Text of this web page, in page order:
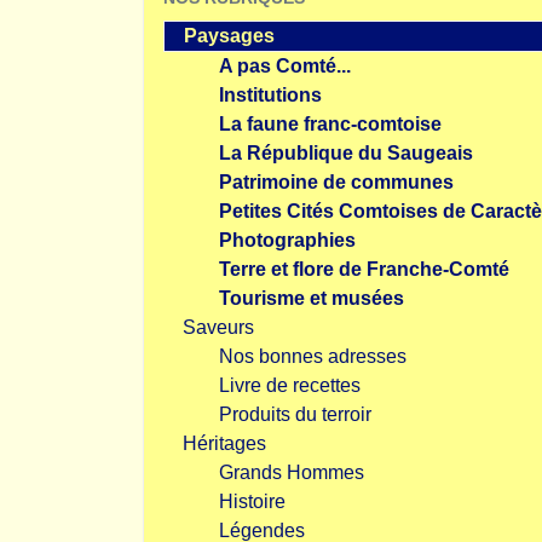
Paysages
A pas Comté...
Institutions
La faune franc-comtoise
La République du Saugeais
Patrimoine de communes
Petites Cités Comtoises de
Photographies
Terre et flore de Franche-Comté
Tourisme et musées
Saveurs
Nos bonnes adresses
Livre de recettes
Produits du terroir
Héritages
Grands Hommes
Histoire
Légendes